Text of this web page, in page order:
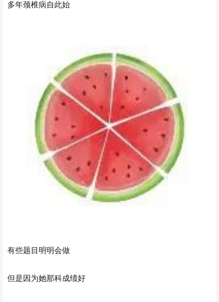
多年颈椎病自此始
有些题目明明会做
但是因为她那科成绩好